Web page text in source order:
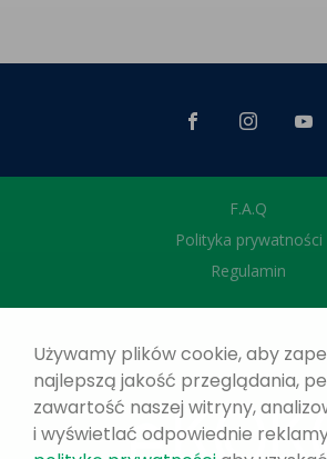
F.A.Q
Polityka prywatności
Regulamin
Używamy plików cookie, aby
najlepszą jakość przeglądania,
zawartość naszej witryny,
i wyświetlać odpowiednie